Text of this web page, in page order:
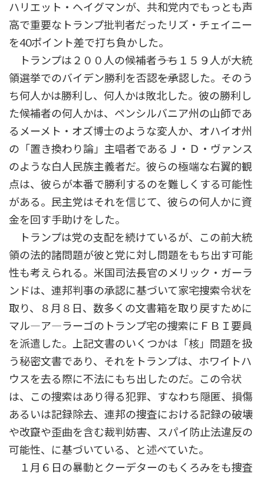
ハリエット・ヘイグマンが、共和党内でもっとも声
高で重要なトランプ批判者だったリズ・チェイニー
を40ポイント差で打ち負かした。
トランプは２００人の候補者――うち１５９人が大統
領選挙でのバイデン勝利を否認――を承認した。そのう
ち何人かは勝利し、何人かは敗北した。彼の勝利し
た候補者の何人かは、ペンシルバニア州の山師であ
るメーメト・オズ博士のような変人か、オハイオ州
の「置き換わり論」主唱者であるＪ・Ｄ・ヴァンス
のような白人民族主義者だ。彼らの極端な右翼的観
点は、彼らが本番で勝利するのを難しくする可能性
がある。民主党はそれを信じて、彼らの何人かに資
金を回す手助けをした。
トランプは党の支配を続けているが、この前大統
領の法的諸問題が彼と党に対し問題をもち出す可能
性も考えられる。米国司法長官のメリック・ガーラ
ンドは、連邦判事の承認に基づいて家宅捜索令状を
取り、８月８日、数多くの文書箱を取り戻すために
マル―ア―ラーゴのトランプ宅の捜索にＦＢＩ要員
を派遣した。上記文書のいくつかは「核」問題を扱
う秘密文書であり、それをトランプは、ホワイトハ
ウスを去る際に不法にもち出したのだ。この令状
は、この捜索はあり得る犯罪、すなわち隠匿、損傷
あるいは記録除去、連邦の捜査における記録の破壊
や改竄や歪曲を含む裁判妨害、スパイ防止法違反の
可能性、に基づいている、と述べていた。
１月６日の暴動とクーデターのもくろみをも捜査